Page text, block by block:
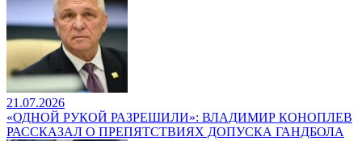
21.07.2026
«ОДНОЙ РУКОЙ РАЗРЕШИЛИ»: ВЛАДИМИР КОНОПЛЕВ
РАССКАЗАЛ О ПРЕПЯТСТВИЯХ ДОПУСКА ГАНДБОЛА